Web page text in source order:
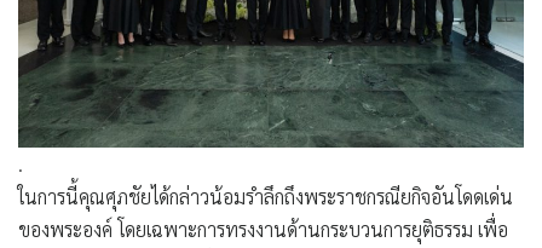
.
ในการนี้คุณศุภชัยได้กล่าวน้อมรำลึกถึงพระราชกรณียกิจอันโดดเด่น
ของพระองค์ โดยเฉพาะการทรงงานด้านกระบวนการยุติธรรม เพื่อ